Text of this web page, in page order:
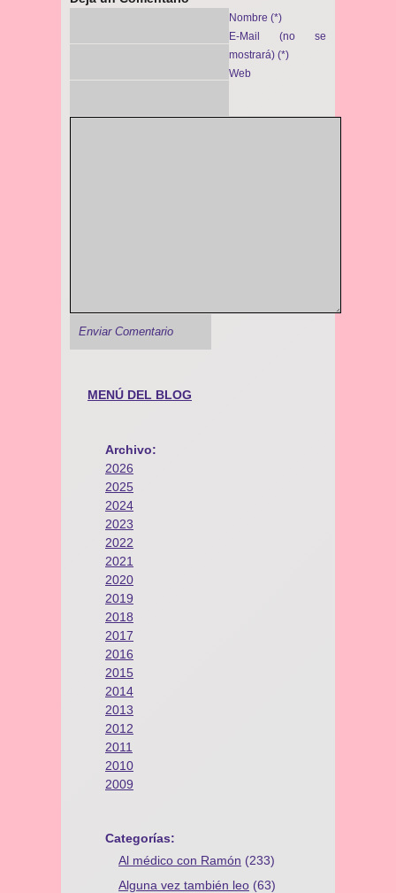
Nombre (*)
E-Mail (no se
mostrará) (*)
Web
MENÚ DEL BLOG
Archivo:
2026
2025
2024
2023
2022
2021
2020
2019
2018
2017
2016
2015
2014
2013
2012
2011
2010
2009
Categorías:
Al médico con Ramón (233)
Alguna vez también leo (63)